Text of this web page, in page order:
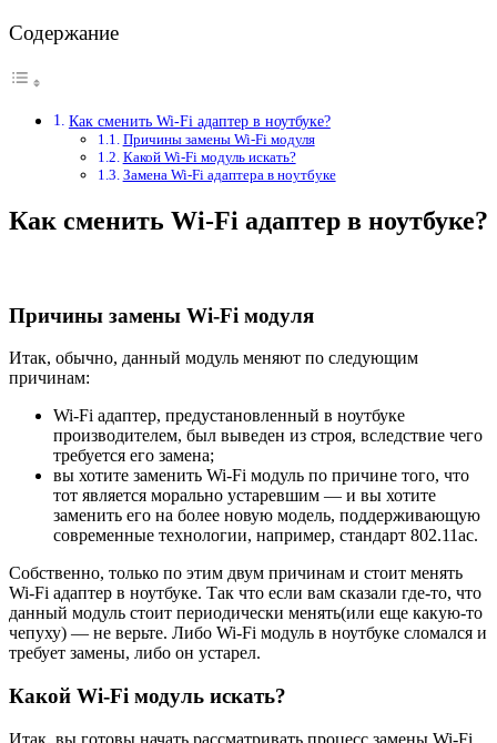
Содержание
Как сменить Wi-Fi адаптер в ноутбуке?
Причины замены Wi-Fi модуля
Какой Wi-Fi модуль искать?
Замена Wi-Fi адаптера в ноутбуке
Как сменить Wi-Fi адаптер в ноутбуке?
Причины замены Wi-Fi модуля
Итак, обычно, данный модуль меняют по следующим
причинам:
Wi-Fi адаптер, предустановленный в ноутбуке
производителем, был выведен из строя, вследствие чего
требуется его замена;
вы хотите заменить Wi-Fi модуль по причине того, что
тот является морально устаревшим — и вы хотите
заменить его на более новую модель, поддерживающую
современные технологии, например, стандарт 802.11ac.
Собственно, только по этим двум причинам и стоит менять
Wi-Fi адаптер в ноутбуке. Так что если вам сказали где-то, что
данный модуль стоит периодически менять(или еще какую-то
чепуху) — не верьте. Либо Wi-Fi модуль в ноутбуке сломался и
требует замены, либо он устарел.
Какой Wi-Fi модуль искать?
Итак, вы готовы начать рассматривать процесс замены Wi-Fi